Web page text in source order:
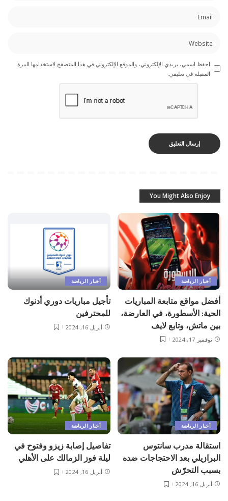
احفظ اسمي، بريدي الإلكتروني، والموقع الإلكتروني في هذا المتصفح لاستخدامها المرة
المقبلة في تعليقي.
You Might Also Enjoy
أخبار الرياضة
أفضل مواقع متابعة المباريات
الحية: الأسطورة، في العارضة،
بين ماتش، وتابع لايف
نوفمبر 17, 2024
أخبار الرياضة
تأجيل مباريات دوري أدنوك
للمحترفين
أبريل 16, 2024
أخبار الرياضة
استقالة مدرب سانتوس
البرازيلي بعد الاحتجاجات ضده
بسبب التحرّش
أبريل 16, 2024
أخبار الرياضة
تفاصيل إصابة زيزو وفتوح في
ليلة فوز الزمالك على الأهلي
أبريل 16, 2024